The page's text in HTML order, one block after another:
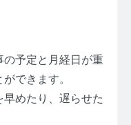
の予定と月経日が重
できます。
めたり、遅らせた